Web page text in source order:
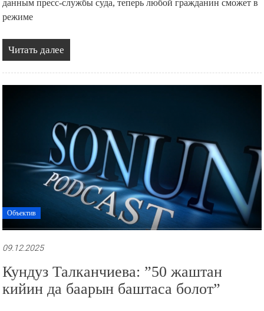
данным пресс-службы суда, теперь любой гражданин сможет в
режиме
Читать далее
Объектив
09.12.2025
Кундуз Талканчиева: ”50 жаштан
кийин да баарын баштаса болот”